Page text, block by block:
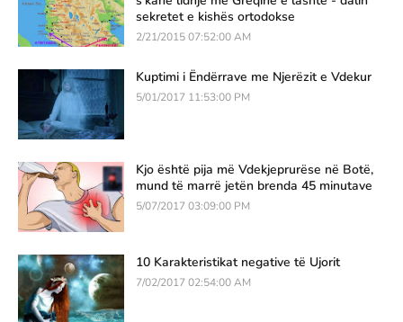
sekretet e kishës ortodokse
2/21/2015 07:52:00 AM
Kuptimi i Ëndërrave me Njerëzit e Vdekur
5/01/2017 11:53:00 PM
Kjo është pija më Vdekjeprurëse në Botë,
mund të marrë jetën brenda 45 minutave
5/07/2017 03:09:00 PM
10 Karakteristikat negative të Ujorit
7/02/2017 02:54:00 AM